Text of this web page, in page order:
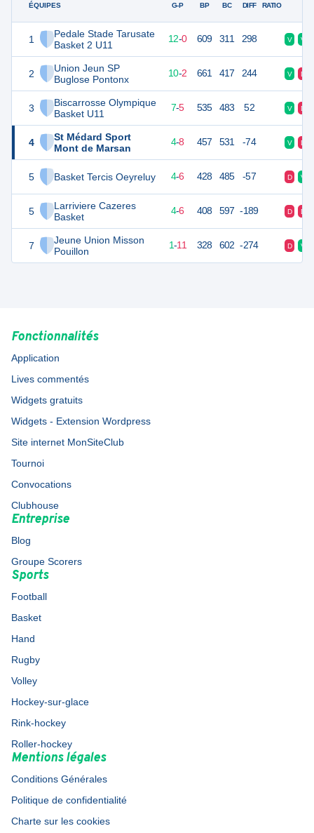
ÉQUIPES
1
Pedale Stade Tarusate
Basket 2 U11
2
Union Jeun SP
Buglose Pontonx
3
Biscarrosse Olympique
Basket U11
4
St Médard Sport
Mont de Marsan
5 Basket Tercis Oeyreluy
5
Larriviere Cazeres
Basket
7
Jeune Union Misson
Pouillon
G-P BP BC DIFF RATIO
24 12 12-0 609 311 298 V V
10-2 661 417 244 V D
19 12 7-5 535 483 52 V D
16 4-8 457 531 -74 V D
14 12 4-6 428 485 -57 D V
14 4-6 408 597 -189 D D
13 1-11 328 602 -274 D V
Fonctionnalités
Application
Lives commentés
Widgets gratuits
Widgets - Extension Wordpress
Site internet MonSiteClub
Tournoi
Convocations
Clubhouse
Entreprise
Blog
Groupe Scorers
Sports
Football
Basket
Hand
Rugby
Volley
Hockey-sur-glace
Rink-hockey
Roller-hockey
Mentions légales
Conditions Générales
Politique de confidentialité
Charte sur les cookies